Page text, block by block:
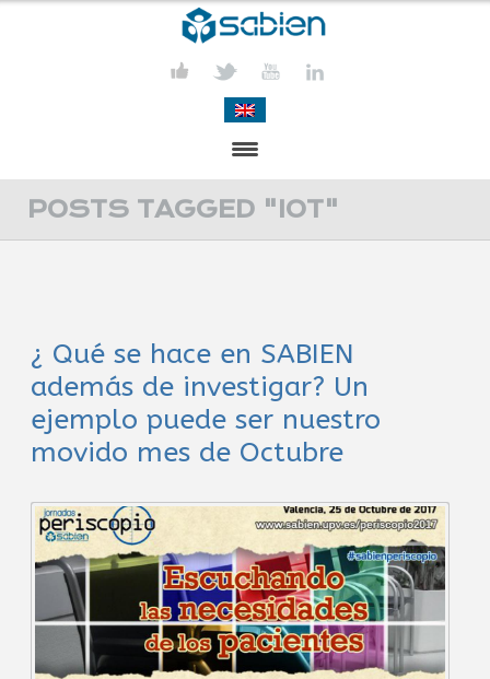
PRESENTACIÓN
ACTIVIDADES
COMUNICACIÓN
CONTACTA
POSTS TAGGED "IOT"
¿ Qué se hace en SABIEN
además de investigar? Un
ejemplo puede ser nuestro
movido mes de Octubre